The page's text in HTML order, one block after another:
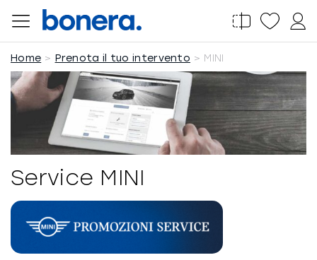
Salta
contenuto
Home Prenota il tuo intervento MINI
Service MINI